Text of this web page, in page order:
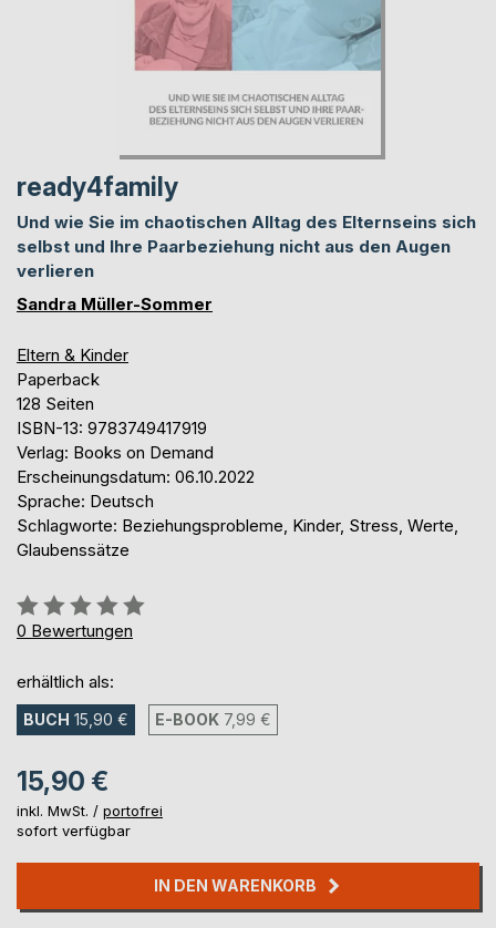
ready4family
Und wie Sie im chaotischen Alltag des Elternseins sich
selbst und Ihre Paarbeziehung nicht aus den Augen
verlieren
Sandra Müller-Sommer
Eltern & Kinder
Paperback
128 Seiten
ISBN-13: 9783749417919
Verlag: Books on Demand
Erscheinungsdatum: 06.10.2022
Sprache: Deutsch
Schlagworte: Beziehungsprobleme, Kinder, Stress, Werte,
Glaubenssätze
Bewertung::
0%
0 Bewertungen
erhältlich als:
BUCH 15,90 € E-BOOK 7,99 €
15,90 €
inkl. MwSt. / portofrei
sofort verfügbar
IN DEN WARENKORB